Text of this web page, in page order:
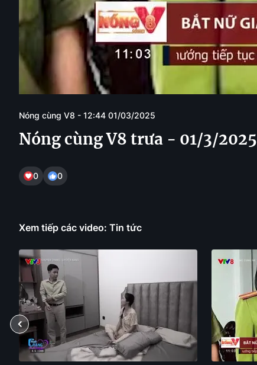
Nóng cùng V8 - 12:44 01/03/2025
Nóng cùng V8 trưa - 01/3/2025
0 0
Xem tiếp các video: Tin tức